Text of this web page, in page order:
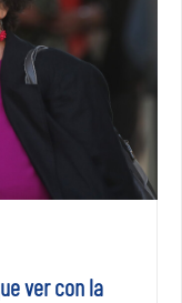
ver con la